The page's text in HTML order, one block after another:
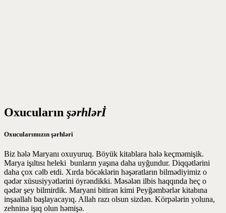
Oxucuların şərhlərİ
Oxucularımızın şərhləri
Biz hələ Maryanı oxuyuruq. Böyük kitablara hələ keçməmişik.
Marya işıltısı heleki bunların yaşına daha uyğundur. Diqqətlərini
daha çox cəlb etdi. Xırda böcəklərin həşəratların bilmədiyimiz o
qədər xüsusiyyətlərini öyrəndikki. Məsələn ilbis haqqında heç o
qədər şey bilmirdik. Maryani bitirən kimi Peyğəmbərlər kitabına
inşaallah başlayacayıq. Allah razı olsun sizdən. Körpələrin yoluna,
zehninə işıq olun həmişə.